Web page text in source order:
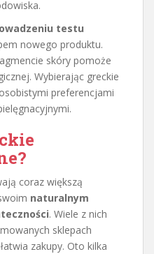
testu
nowego produktu.
skóry pomoże
Wybierając greckie
preferencjami
coraz większą
naturalnym
. Wiele z nich
sklepach
zakupy. Oto kilka